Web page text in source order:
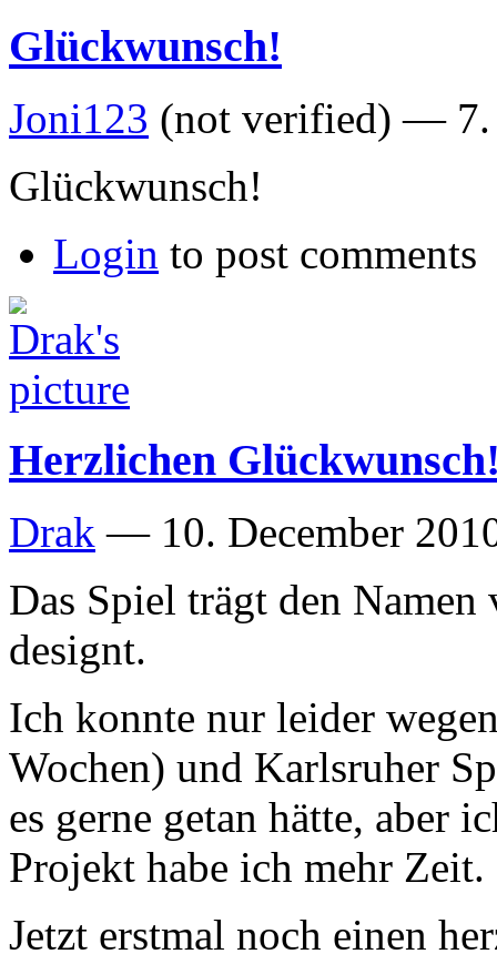
Glückwunsch!
Joni123 (not verified) —
Glückwunsch!
Login to post comments
Herzlichen
Drak — 10. December
Das Spiel trägt den
designt.
Ich konnte nur leider
Wochen) und Karlsruher
es gerne getan hätte, aber
Projekt habe ich mehr Zeit.
Jetzt erstmal noch einen